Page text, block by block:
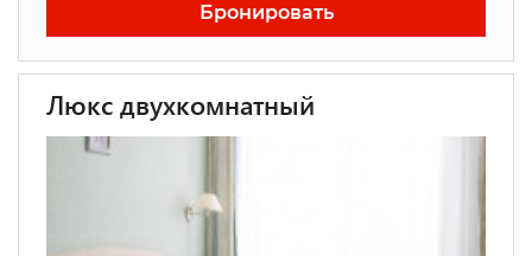
Бронировать
Люкс двухкомнатный